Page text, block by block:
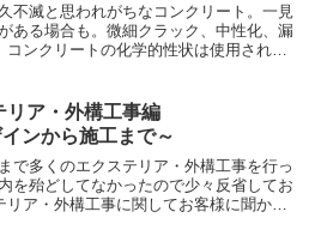
不滅と思われがちなコンクリート。一見
ある場合も。微細クラック、中性化、漏
ンクリートの化学的性状は使用される
ア・外構工事編
ンから施工まで～
で多くのエクステリア・外構工事を行っ
を殆どしてなかったので少々反省してお
ア・外構工事に関してお客様に聞かれ